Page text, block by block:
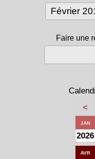
Faire une
<
JAN
2026
AVR